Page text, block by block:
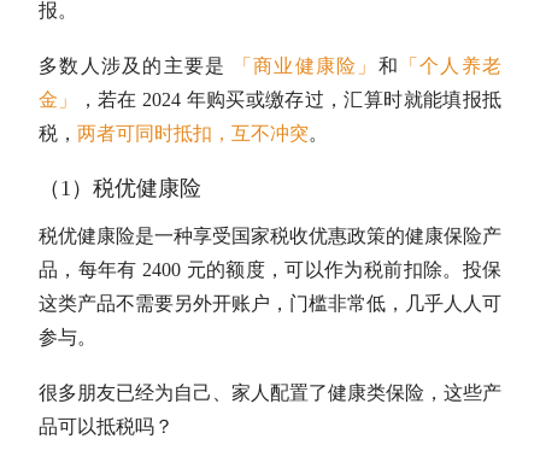
报。
多数人涉及的主要是 「商业健康险」 和
「个人养老
金」
，若在 2024 年购买或缴存过，汇算时就能填报抵
税， 两者可同时抵扣，互不冲突。
（1）税优健康险
税优健康险是一种享受国家税收优惠政策的健康保险产
品，每年有 2400 元的额度，可以作为税前扣除。投保
这类产品不需要另外开账户，门槛非常低，几乎人人可
参与。
很多朋友已经为自己、家人配置了健康类保险，这些产
品可以抵税吗？